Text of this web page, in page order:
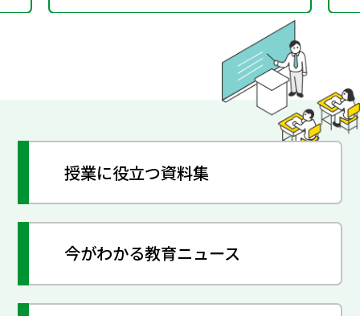
授業に役立つ資料集
今がわかる教育ニュース